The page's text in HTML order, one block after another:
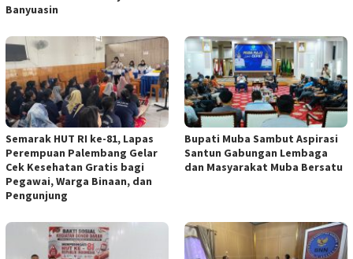
Banyuasin
Semarak HUT RI ke-81, Lapas
Perempuan Palembang Gelar
Cek Kesehatan Gratis bagi
Pegawai, Warga Binaan, dan
Pengunjung
Bupati Muba Sambut Aspirasi
Santun Gabungan Lembaga
dan Masyarakat Muba Bersatu